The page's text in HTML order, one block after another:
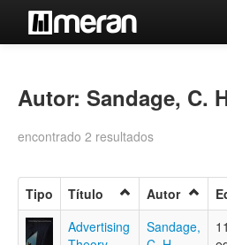
Búsqueda Avanzada
Contacto
Autor: Sandage, C.
encontrado 2 resultados
Tipo Título Autor
Advertising
Sandage,